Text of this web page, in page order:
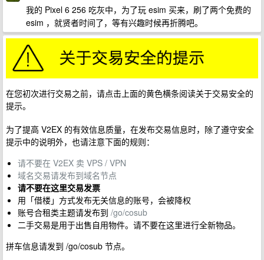
我的 Pixel 6 256 吃灰中，为了玩 esim 买来，刷了两个免费的
esim ，就贤者时间了，等有兴趣时候再折腾吧。
在您初次进行交易之前，请点击上面的黄色横条阅读关于交易安全的
提示。
为了提高 V2EX 的有效信息质量，在发布交易信息时，除了遵守安全
提示中的说明外，也请注意下面的规则：
请不要在 V2EX 卖 VPS / VPN
域名交易请发布到域名节点
请不要在这里交易发票
用「借楼」方式发布无关信息的账号，会被降权
账号合租类主题请发布到 /go/cosub
二手交易是用于出售自用物件。请不要在这里进行全新物品。
拼车信息请发到 /go/cosub 节点。